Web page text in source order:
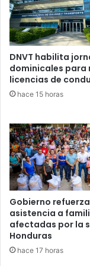
— Extra
2026
Pide
los
Juan Diego
entre los distintos
relacionado con el
El funcionario
cualquier
soluciones
“Lo importante es
DNVT habilita
dominicales para
licencias de
hace 15 horas
Gobierno refuerza
asistencia a
afectadas por la
Honduras
hace 17 horas